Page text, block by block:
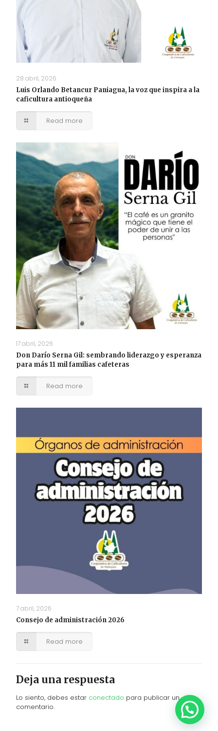
28 abril, 2026
Luis Orlando Betancur Paniagua, la voz que inspira a la
caficultura antioqueña
Read more
17 abril, 2026
Don Darío Serna Gil: sembrando liderazgo y esperanza
para más 11 mil familias cafeteras
Read more
7 abril, 2026
Consejo de administración 2026
Read more
Deja una respuesta
Lo siento, debes estar conectado para publicar un
comentario.